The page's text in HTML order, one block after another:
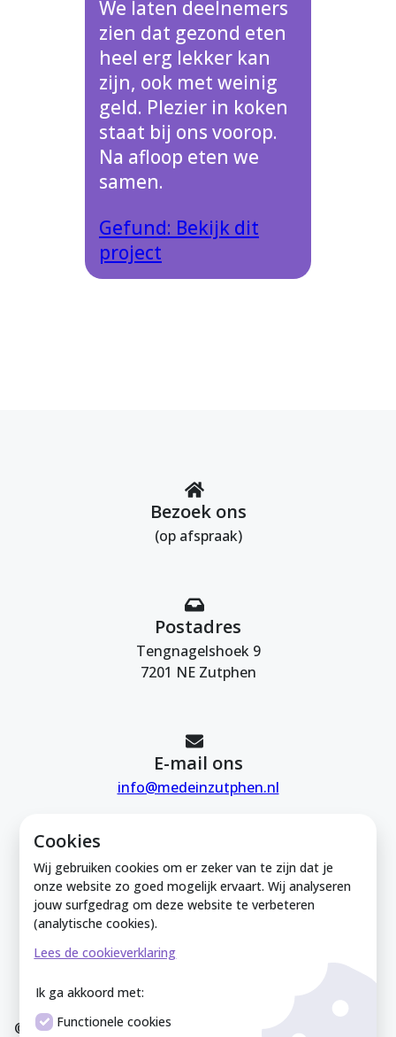
Cookies
Wij gebruiken cookies om er zeker van te zijn dat je
onze website zo goed mogelijk ervaart. Wij analyseren
jouw surfgedrag om deze website te verbeteren
(analytische cookies).
Lees de cookieverklaring
Ik ga akkoord met:
Functionele cookies
We laten deelnemers
zien dat gezond eten
heel erg lekker kan
zijn, ook met weinig
geld. Plezier in koken
staat bij ons voorop.
Na afloop eten we
samen.
Gefund: Bekijk dit
project
Bezoek ons
(op afspraak)
Postadres
Tengnagelshoek 9
7201 NE Zutphen
E-mail ons
info@medeinzutphen.nl
Mede in Zutphen is onderdeel van de
Zutphense Uitdaging. KVK Zutphense
Uitdaging: 08212926
© Mede In Zutphen 2025